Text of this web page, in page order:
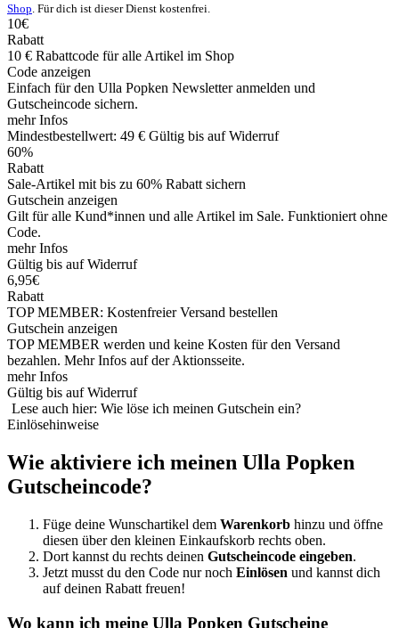
Shop . Für dich ist dieser Dienst kostenfrei.
10€
Rabatt
10 € Rabattcode für alle Artikel im Shop
Code anzeigen
Einfach für den Ulla Popken Newsletter anmelden und
Gutscheincode sichern.
mehr Infos
Mindestbestellwert: 49 € Gültig bis auf Widerruf
60%
Rabatt
Sale-Artikel mit bis zu 60% Rabatt sichern
Gutschein anzeigen
Gilt für alle Kund*innen und alle Artikel im Sale. Funktioniert ohne
Code.
mehr Infos
Gültig bis auf Widerruf
6,95€
Rabatt
TOP MEMBER: Kostenfreier Versand bestellen
Gutschein anzeigen
TOP MEMBER werden und keine Kosten für den Versand
bezahlen. Mehr Infos auf der Aktionsseite.
mehr Infos
Gültig bis auf Widerruf
Lese auch hier: Wie löse ich meinen Gutschein ein?
Einlösehinweise
Wie aktiviere ich meinen Ulla Popken
Gutscheincode?
Füge deine Wunschartikel dem Warenkorb hinzu und öffne
diesen über den kleinen Einkaufskorb rechts oben.
Dort kannst du rechts deinen Gutscheincode eingeben.
Jetzt musst du den Code nur noch Einlösen und kannst dich
auf deinen Rabatt freuen!
Wo kann ich meine Ulla Popken Gutscheine